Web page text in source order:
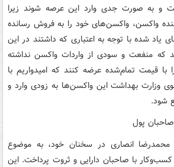
و به صورت جدی وارد این عرصه شوند زیرا
واکسن، واکسن‌های خود را به فروش رسانده
یاد شده با توجه به اعتباری که داشتند در این
که منفعت و سودی از واردات واکسن نداشته
با قیمت تمام‌شده عرضه کنند که امیدواریم با
وزارت بهداشت این واکسن‌ها به زودی وارد و
شود.
پول
انصاری در سخنان خود، به موضوع
با صاحبان دارایی و ثروت پرداخت. این